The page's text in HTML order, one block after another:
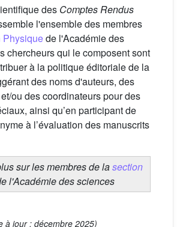
des Comptes Rendus
l'ensemble des membres
Physiquede l'Académie des
chercheurs qui le composent sont
à la politique éditoriale de la
des noms d'auteurs, des
ou des coordinateurs pour des
ainsi qu’en participant de
à l’évaluation des manuscrits
sur les membres de lasection
l'Académie des sciences
à jour : décembre 2025)